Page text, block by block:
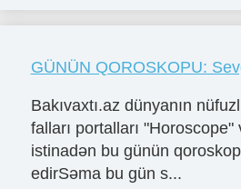
GÜNÜN QOROSKOPU:
Bakıvaxtı.az dünyanın
falları portalları
istinadən bu günün
edirSəma bu gün s...